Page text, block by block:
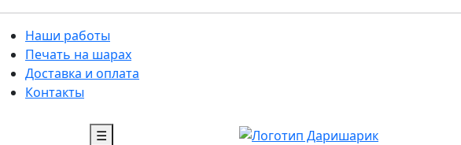
Наши работы
Печать на шарах
Доставка и оплата
Контакты
☰